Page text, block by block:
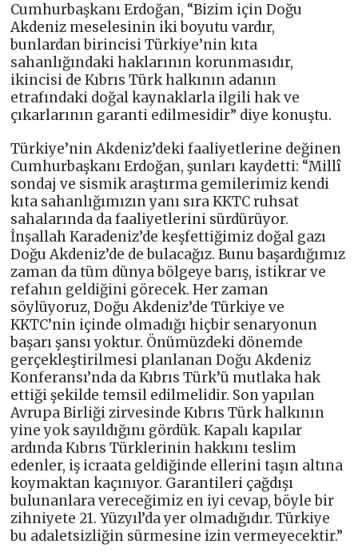
Cumhurbaşkanı Erdoğan, “Bizim için Doğu
Akdeniz meselesinin iki boyutu vardır,
bunlardan birincisi Türkiye’nin kıta
sahanlığındaki haklarının korunmasıdır,
ikincisi de Kıbrıs Türk halkının adanın
etrafındaki doğal kaynaklarla ilgili hak ve
çıkarlarının garanti edilmesidir” diye konuştu.
Türkiye’nin Akdeniz’deki faaliyetlerine değinen
Cumhurbaşkanı Erdoğan, şunları kaydetti: “Millî
sondaj ve sismik araştırma gemilerimiz kendi
kıta sahanlığımızın yanı sıra KKTC ruhsat
sahalarında da faaliyetlerini sürdürüyor.
İnşallah Karadeniz’de keşfettiğimiz doğal gazı
Doğu Akdeniz’de de bulacağız. Bunu başardığımız
zaman da tüm dünya bölgeye barış, istikrar ve
refahın geldiğini görecek. Her zaman
söylüyoruz, Doğu Akdeniz’de Türkiye ve
KKTC’nin içinde olmadığı hiçbir senaryonun
başarı şansı yoktur. Önümüzdeki dönemde
gerçekleştirilmesi planlanan Doğu Akdeniz
Konferansı’nda da Kıbrıs Türk’ü mutlaka hak
ettiği şekilde temsil edilmelidir. Son yapılan
Avrupa Birliği zirvesinde Kıbrıs Türk halkının
yine yok sayıldığını gördük. Kapalı kapılar
ardında Kıbrıs Türklerinin hakkını teslim
edenler, iş icraata geldiğinde ellerini taşın altına
koymaktan kaçınıyor. Garantileri çağdışı
bulunanlara vereceğimiz en iyi cevap, böyle bir
zihniyete 21. Yüzyıl’da yer olmadığıdır. Türkiye
bu adaletsizliğin sürmesine izin vermeyecektir.”